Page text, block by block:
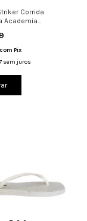
Corrida
Academia
com Pix
sem juros